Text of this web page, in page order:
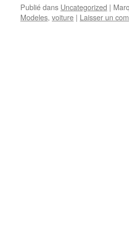
Publié dans Uncategorized |
Modeles, voiture | Laisser un